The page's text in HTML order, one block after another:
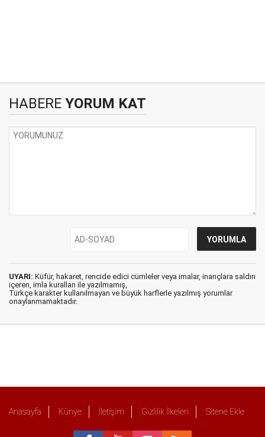
HABERE YORUM KAT
UYARI: Küfür, hakaret, rencide edici cümleler veya imalar, inançlara saldırı
içeren, imla kuralları ile yazılmamış,
Türkçe karakter kullanılmayan ve büyük harflerle yazılmış yorumlar
onaylanmamaktadır.
Anasayfa Künye İletişim Gizlilik İlkeleri Sitene Ekle